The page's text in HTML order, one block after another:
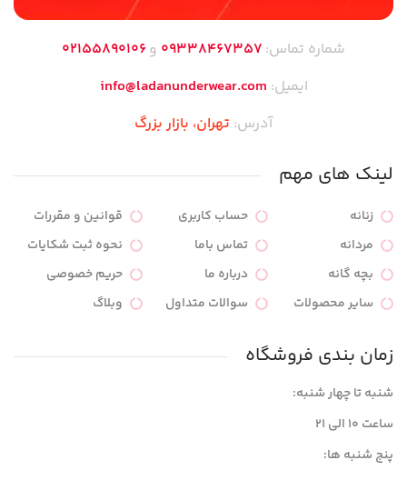
شماره تماس: 09338467357 و02155890106
ایمیل: info@ladanunderwear.com
آدرس: تهران،‌ بازار بزرگ
لینک های مهم
زنانه
مردانه
بچه گانه
سایر محصولات
حساب کاربری
تماس باما
درباره ما
سوالات متداول
قوانین و مقررات
نحوه ثبت شکایات
حریم خصوصی
وبلاگ
زمان بندی فروشگاه
شنبه تا چهار شنبه:
ساعت ۱۰ الی ۲۱
پنج شنبه ها: